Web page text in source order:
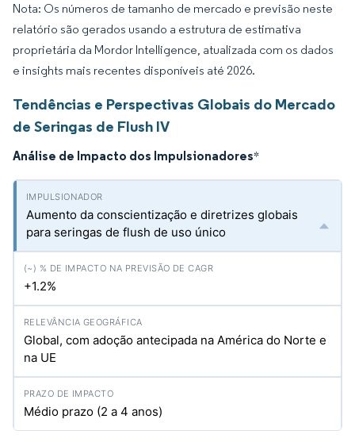
Nota: Os números de tamanho de mercado e previsão neste
relatório são gerados usando a estrutura de estimativa
proprietária da Mordor Intelligence, atualizada com os dados
e insights mais recentes disponíveis até 2026.
Tendências e Perspectivas Globais do Mercado
de Seringas de Flush IV
Análise de Impacto dos Impulsionadores*
Aumento da conscientização e diretrizes globais
para seringas de flush de uso único
+1.2%
Global, com adoção antecipada na América do Norte e
na UE
Médio prazo (2 a 4 anos)